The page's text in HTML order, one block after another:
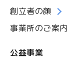
創立者の顔
事業所のご案内
公益事業